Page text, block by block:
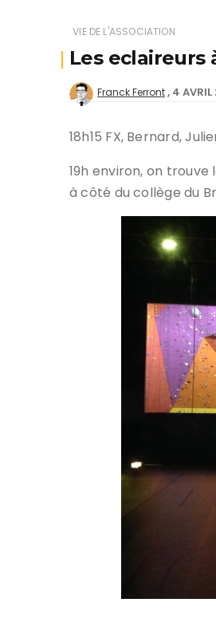
VIE DE L'ASSOCIATION
Les eclaireurs
Franck Ferront 4 AVRIL
18h15 FX, Bernard,
19h environ, on
à côté du collège du